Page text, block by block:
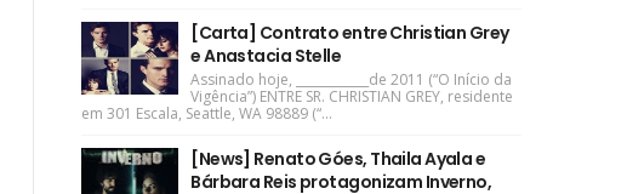
[Carta] Contrato entre Christian Grey
e Anastacia Stelle
Assinado hoje, ____________de 2011 (“O Início da
Vigência”) ENTRE SR. CHRISTIAN GREY, residente
em 301 Escala, Seattle, WA 98889 (“...
[News] Renato Góes, Thaila Ayala e
Bárbara Reis protagonizam Inverno,